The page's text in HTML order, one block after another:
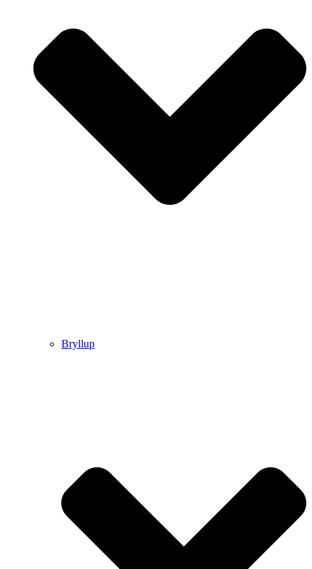
Bryllup